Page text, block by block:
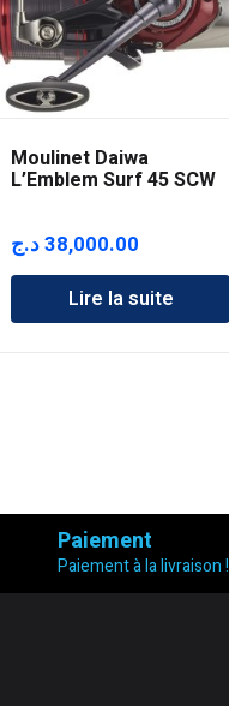
Moulinet Daiwa
L’Emblem Surf 45 SCW
38,000.00د.ج
Lire la suite
Paiement
Paiement à la livraison !